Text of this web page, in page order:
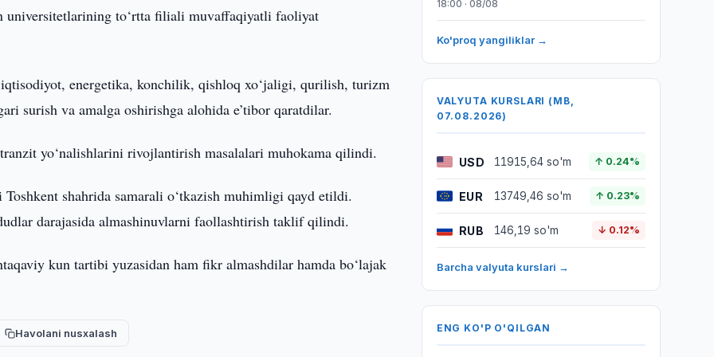
to‘rtta filiali muvaffaqiyatli faoliyat
energetika, konchilik, qishloq xo‘jaligi, qurilish, turizm
surish va amalga oshirishga alohida e’tibor qaratdilar.
yo‘nalishlarini rivojlantirish masalalari muhokama qilindi.
shahrida samarali o‘tkazish muhimligi qayd etildi.
darajasida almashinuvlarni faollashtirish taklif qilindi.
kun tartibi yuzasidan ham fikr almashdilar hamda bo‘lajak
Havolani nusxalash
18:00 · 08/08
Ko'proq yangiliklar →
VALYUTA KURSLARI (MB,
07.08.2026)
USD 11915,64 so'm ↑ 0.24%
EUR 13749,46 so'm ↑ 0.23%
RUB 146,19 so'm ↓ 0.12%
Barcha valyuta kurslari →
ENG KO'P O'QILGAN